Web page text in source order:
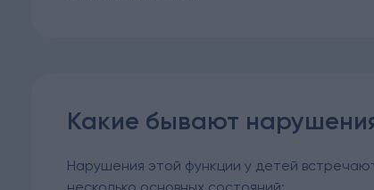
Какие бывают
Нарушения этой функции у детей
несколько основных состояний: